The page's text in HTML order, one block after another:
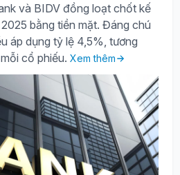
và BIDV đồng loạt chốt kế
bằng tiền mặt. Đáng chú
áp dụng tỷ lệ 4,5%, tương
cổ phiếu. Xem thêm